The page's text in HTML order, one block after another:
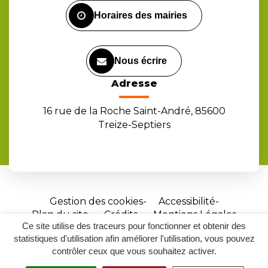
Ce site utilise des traceurs pour fonctionner et obtenir des
statistiques d'utilisation afin améliorer l'utilisation, vous pouvez
contrôler ceux que vous souhaitez activer.
Horaires des mairies
Nous écrire
Adresse
16 rue de la Roche Saint-André, 85600
Treize-Septiers
Gestion des cookies
Accessibilité
Plan du site
Crédits
Mentions Légales
Site
réalisé
par